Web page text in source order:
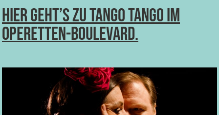
Hier geht’s zu Tango Tango im
Operetten-Boulevard.